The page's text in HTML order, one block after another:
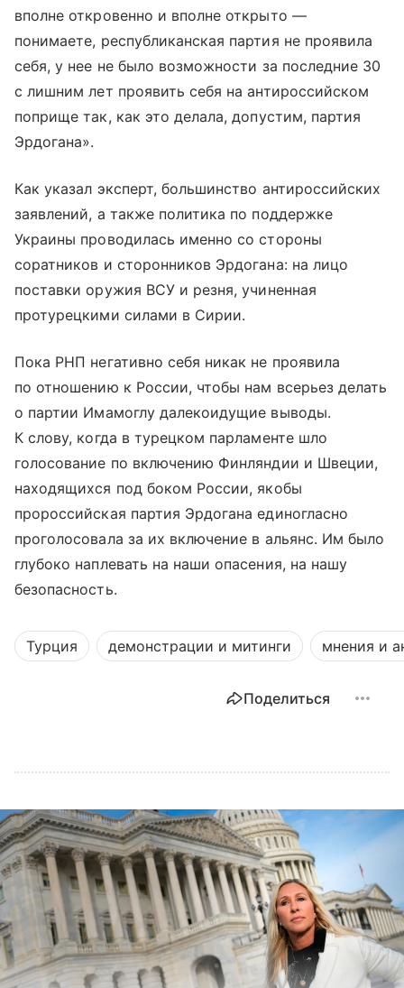
вполне откровенно и вполне открыто —
понимаете, республиканская партия не проявила
себя, у нее не было возможности за последние 30
с лишним лет проявить себя на антироссийском
поприще так, как это делала, допустим, партия
Эрдогана».
Как указал эксперт, большинство антироссийских
заявлений, а также политика по поддержке
Украины проводилась именно со стороны
соратников и сторонников Эрдогана: на лицо
поставки оружия ВСУ и резня, учиненная
протурецкими силами в Сирии.
Пока РНП негативно себя никак не проявила
по отношению к России, чтобы нам всерьез делать
о партии Имамоглу далекоидущие выводы.
К слову, когда в турецком парламенте шло
голосование по включению Финляндии и Швеции,
находящихся под боком России, якобы
пророссийская партия Эрдогана единогласно
проголосовала за их включение в альянс. Им было
глубоко наплевать на наши опасения, на нашу
безопасность.
Турция демонстрации и митинги мнения и
Поделиться